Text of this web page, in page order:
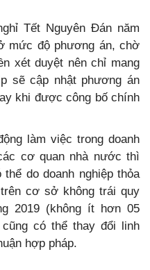
Tết Nguyên Đán năm
mức độ phương án, chờ
xét duyệt nên chỉ mang
sẽ cập nhật phương án
khi được công bố chính
làm việc trong doanh
cơ quan nhà nước thì
do doanh nghiệp thỏa
cơ sở không trái quy
2019 (không ít hơn 05
có thể thay đổi linh
hợp pháp.